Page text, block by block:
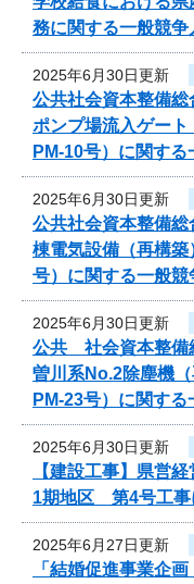
務に関する一般競争
2025年6月30日更新
公共社会資本整備
ポンプ場流入ゲー
PM-10号）に関す
2025年6月30日更新
公共社会資本整備
棟電気設備（再構
号）に関する一般競
2025年6月30日更新
公共 社会資本整備
曽川系No.2除塵機
PM-23号）に関す
2025年6月30日更新
【建設工事】県営
1期地区 第4号工事
2025年6月27日更新
「結婚促進事業企